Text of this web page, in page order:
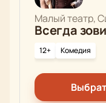
Малый театр,
Всегда
12+ Комедия